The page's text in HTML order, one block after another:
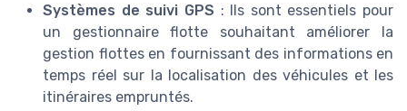
Systèmes de suivi GPS : Ils sont essentiels pour
un gestionnaire flotte souhaitant améliorer la
gestion flottes en fournissant des informations en
temps réel sur la localisation des véhicules et les
itinéraires empruntés.